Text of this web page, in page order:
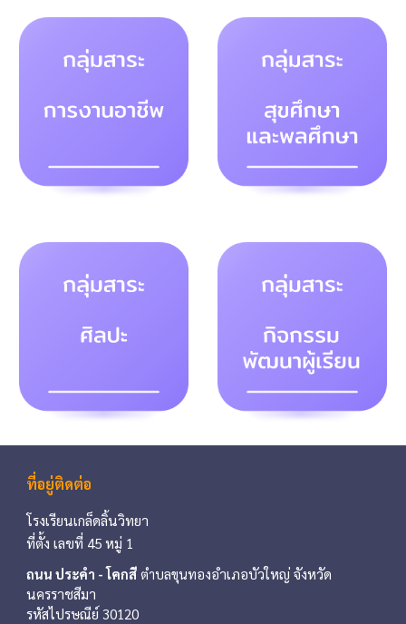
ที่อยู่ติดต่อ
โรงเรียนเกล็ดลิ้นวิทยา
ที่ตั้งเลขที่ 45 หมู่ 1
ถนน ประคำ - โคกสี ตำบลขุนทองอำเภอบัวใหญ่จังหวัด
นครราชสีมา
รหัสไปรษณีย์ 30120